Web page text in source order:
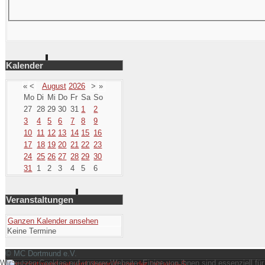
Kalender
« < August 2026 > »
Mo Di Mi Do Fr Sa So
27 28 29 30 31 1
2
3
4 5 6 7 8
9
10 11 12 13 14 15 16
17 18 19 20 21 22 23
24 25 26 27 28 29 30
31 1 2 3 4 5 6
Veranstaltungen
Ganzen Kalender ansehen
Keine Termine
© MC Dortmund e.V.
Wir nutzen Cookies auf unserer Website. Einige von ihnen sind essenziell